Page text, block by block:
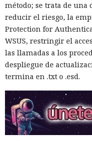
método; se trata de una
reducir el riesgo, la
Protection for
WSUS, restringir el
las llamadas a los
despliegue de
termina en .txt o .esd.